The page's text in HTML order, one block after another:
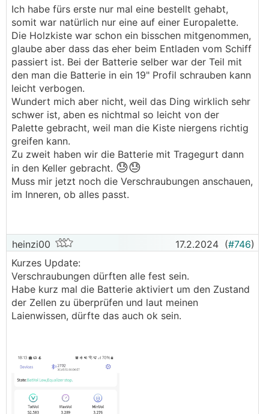
.
Ich habe fürs erste nur mal eine bestellt gehabt,
somit war natürlich nur eine auf einer Europalette.
Die Holzkiste war schon ein bisschen mitgenommen,
glaube aber dass das eher beim Entladen vom Schiff
passiert ist. Bei der Batterie selber war der Teil mit
den man die Batterie in ein 19" Profil schrauben kann
leicht verbogen.
Wundert mich aber nicht, weil das Ding wirklich sehr
schwer ist, aben es nichtmal so leicht von der
Palette gebracht, weil man die Kiste niergens richtig
greifen kann.
Zu zweit haben wir die Batterie mit Tragegurt dann
in den Keller gebracht. 😓😓
Muss mir jetzt noch die Verschraubungen anschauen,
im Inneren, ob alles passt.
heinzi00 17.2.2024 (#746)
Kurzes Update:
Verschraubungen dürften alle fest sein.
Habe kurz mal die Batterie aktiviert um den Zustand
der Zellen zu überprüfen und laut meinen
Laienwissen, dürfte das auch ok sein.